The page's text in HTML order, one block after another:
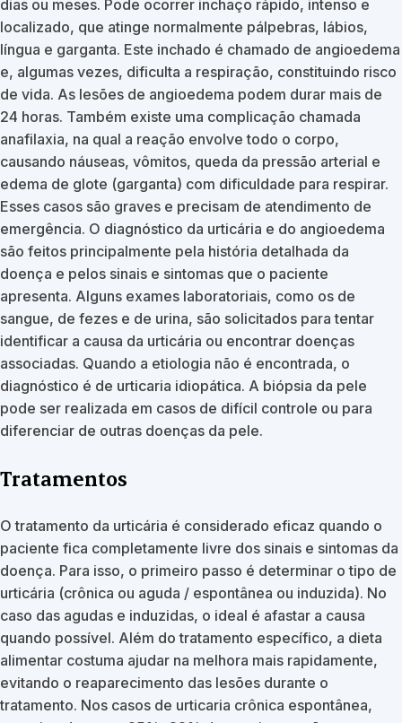
dias ou meses. Pode ocorrer inchaço rápido, intenso e
localizado, que atinge normalmente pálpebras, lábios,
língua e garganta. Este inchado é chamado de angioedema
e, algumas vezes, dificulta a respiração, constituindo risco
de vida. As lesões de angioedema podem durar mais de
24 horas. Também existe uma complicação chamada
anafilaxia, na qual a reação envolve todo o corpo,
causando náuseas, vômitos, queda da pressão arterial e
edema de glote (garganta) com dificuldade para respirar.
Esses casos são graves e precisam de atendimento de
emergência. O diagnóstico da urticária e do angioedema
são feitos principalmente pela história detalhada da
doença e pelos sinais e sintomas que o paciente
apresenta. Alguns exames laboratoriais, como os de
sangue, de fezes e de urina, são solicitados para tentar
identificar a causa da urticária ou encontrar doenças
associadas. Quando a etiologia não é encontrada, o
diagnóstico é de urticaria idiopática. A biópsia da pele
pode ser realizada em casos de difícil controle ou para
diferenciar de outras doenças da pele.
Tratamentos
O tratamento da urticária é considerado eficaz quando o
paciente fica completamente livre dos sinais e sintomas da
doença. Para isso, o primeiro passo é determinar o tipo de
urticária (crônica ou aguda / espontânea ou induzida). No
caso das agudas e induzidas, o ideal é afastar a causa
quando possível. Além do tratamento específico, a dieta
alimentar costuma ajudar na melhora mais rapidamente,
evitando o reaparecimento das lesões durante o
tratamento. Nos casos de urticaria crônica espontânea,